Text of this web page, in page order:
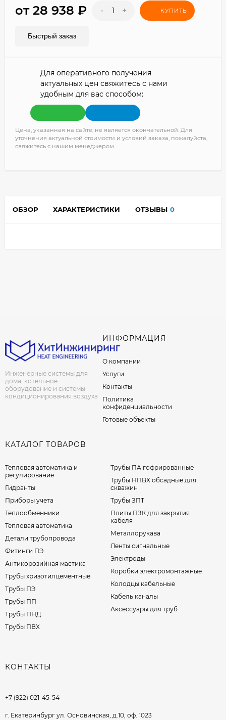
от 28 938 ₽ - + КУПИТЬ
Быстрый заказ
Для оперативного получения
актуальных цен свяжитесь с нами
удобным для вас способом:
Цена, указанная на сайте, не является окончательной. Для
уточнения актуальной стоимости и условий заказа, пожалуйста,
свяжитесь с нашим менеджером.
ОБЗОР ХАРАКТЕРИСТИКИ ОТЗЫВЫ 0
Инженерные системы для
дома, котельное
оборудование и системы
кондиционирования воздуха
ИНФОРМАЦИЯ
О компании
Услуги
Контакты
Политика
конфиденциальности
Готовые объекты
КАТАЛОГ ТОВАРОВ
Тепловая автоматика и
регулирование
Гидранты
Приборы учета
Теплообменники
Тепловая автоматика
Детали трубопровода
Фитинги ПЭ
Антикорозийная мастика
Трубы хризотилцементные
Трубы ПЭ
Трубы ПП
Трубы ПНД
Трубы ПВХ
Трубы ПА гофрированные
Трубы НПВХ обсадные для
скважин
Трубы ЗПТ
Плиты ПЗК для закрытия
кабеля
Металлорукава
Ленты сигнальные
Электроды
Коробки электромонтажные
Колодцы кабельные
Кабель каналы
Аксессуары для труб
КОНТАКТЫ
+7 (922) 021-45-54
г. Екатеринбург ул. Основинская, д.10, оф. 1023